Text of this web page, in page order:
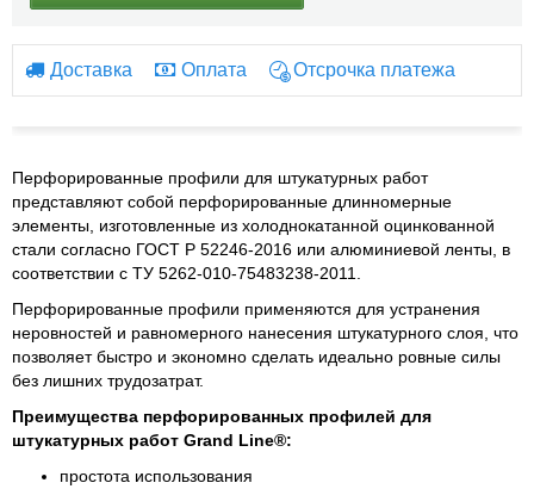
Доставка Оплата Отсрочка платежа
Перфорированные профили для штукатурных работ
представляют собой перфорированные длинномерные
элементы, изготовленные из холоднокатанной оцинкованной
стали согласно ГОСТ Р 52246-2016 или алюминиевой ленты, в
соответствии с ТУ 5262-010-75483238-2011.
Перфорированные профили применяются для устранения
неровностей и равномерного нанесения штукатурного слоя, что
позволяет быстро и экономно сделать идеально ровные силы
без лишних трудозатрат.
Преимущества перфорированных профилей для
штукатурных работ Grand Line®:
простота использования